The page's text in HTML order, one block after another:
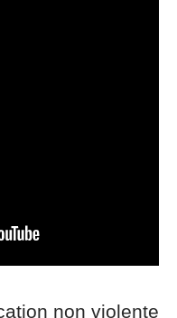
non violente